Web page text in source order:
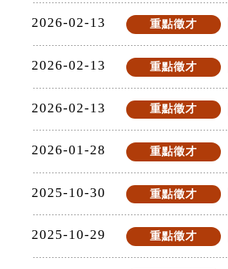
2026-02-13 重點徵才
2026-02-13 重點徵才
2026-02-13 重點徵才
2026-01-28 重點徵才
2025-10-30 重點徵才
2025-10-29 重點徵才